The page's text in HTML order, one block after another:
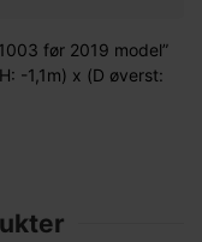
før 2019 model”
-1,1m) x (D øverst: